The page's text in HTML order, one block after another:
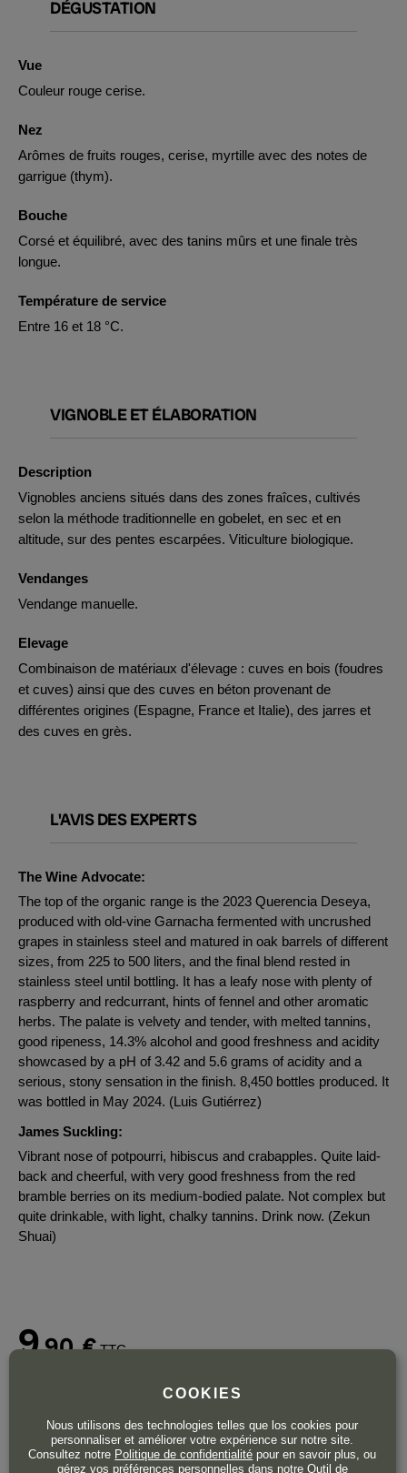
DÉGUSTATION
Vue
Couleur rouge cerise.
Nez
Arômes de fruits rouges, cerise, myrtille avec des notes de
garrigue (thym).
Bouche
Corsé et équilibré, avec des tanins mûrs et une finale très
longue.
Température de service
Entre 16 et 18 °C.
VIGNOBLE ET ÉLABORATION
Description
Vignobles anciens situés dans des zones fraîces, cultivés
selon la méthode traditionnelle en gobelet, en sec et en
altitude, sur des pentes escarpées. Viticulture biologique.
Vendanges
Vendange manuelle.
Elevage
Combinaison de matériaux d'élevage : cuves en bois (foudres
et cuves) ainsi que des cuves en béton provenant de
différentes origines (Espagne, France et Italie), des jarres et
des cuves en grès.
L'AVIS DES EXPERTS
The Wine Advocate:
The top of the organic range is the 2023 Querencia Deseya,
produced with old-vine Garnacha fermented with uncrushed
grapes in stainless steel and matured in oak barrels of different
sizes, from 225 to 500 liters, and the final blend rested in
stainless steel until bottling. It has a leafy nose with plenty of
raspberry and redcurrant, hints of fennel and other aromatic
herbs. The palate is velvety and tender, with melted tannins,
good ripeness, 14.3% alcohol and good freshness and acidity
showcased by a pH of 3.42 and 5.6 grams of acidity and a
serious, stony sensation in the finish. 8,450 bottles produced. It
was bottled in May 2024. (Luis Gutiérrez)
James Suckling:
Vibrant nose of potpourri, hibiscus and crabapples. Quite laid-
back and cheerful, with very good freshness from the red
bramble berries on its medium-bodied palate. Not complex but
quite drinkable, with light, chalky tannins. Drink now. (Zekun
Shuai)
9,90 € TTC
COOKIES
Nous utilisons des technologies telles que los cookies pour
personnaliser et améliorer votre expérience sur notre site.
Consultez notre Politique de confidentialité pour en savoir plus, ou
gérez vos préférences personnelles dans notre Outil de